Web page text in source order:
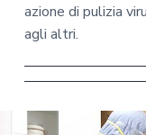
azione di pulizia
agli altri.